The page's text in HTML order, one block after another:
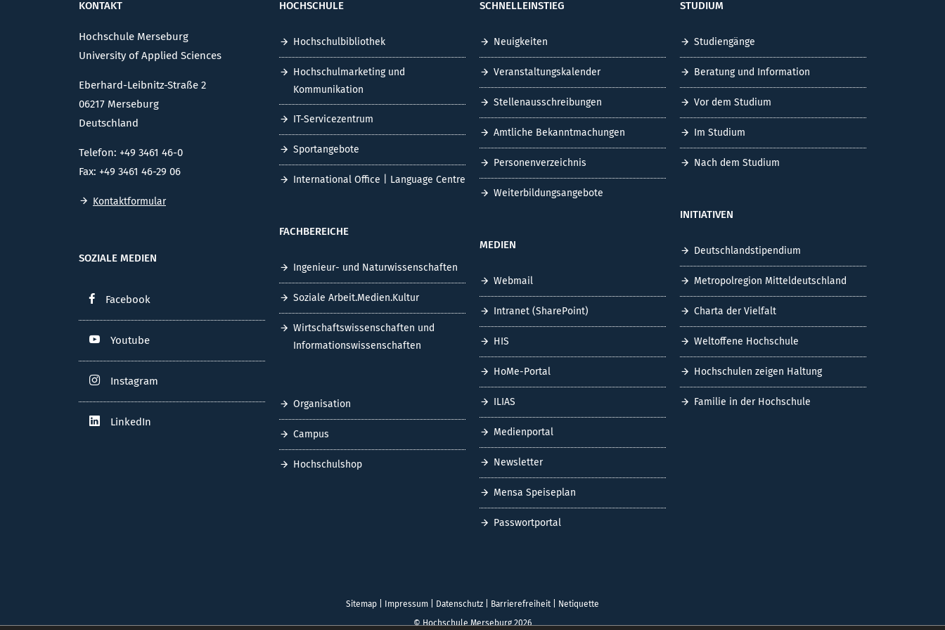
KONTAKT
Hochschule Merseburg
University of Applied Sciences
Eberhard-Leibnitz-Straße 2
06217 Merseburg
Deutschland
Telefon: +49 3461 46-0
Fax: +49 3461 46-29 06
Kontaktformular
SOZIALE MEDIEN
Facebook
Youtube
Instagram
LinkedIn
HOCHSCHULE
Hochschulbibliothek
Hochschulmarketing und
Kommunikation
IT-Servicezentrum
Sportangebote
International Office | Language Centre
FACHBEREICHE
Ingenieur- und Naturwissenschaften
Soziale Arbeit.Medien.Kultur
Wirtschaftswissenschaften und
Informationswissenschaften
Organisation
Campus
Hochschulshop
SCHNELLEINSTIEG
Neuigkeiten
Veranstaltungskalender
Stellenausschreibungen
Amtliche Bekanntmachungen
Personenverzeichnis
Weiterbildungsangebote
MEDIEN
Webmail
Intranet (SharePoint)
HIS
HoMe-Portal
ILIAS
Medienportal
Newsletter
Mensa Speiseplan
Passwortportal
STUDIUM
Studiengänge
Beratung und Information
Vor dem Studium
Im Studium
Nach dem Studium
INITIATIVEN
Deutschlandstipendium
Metropolregion Mitteldeutschland
Charta der Vielfalt
Weltoffene Hochschule
Hochschulen zeigen Haltung
Familie in der Hochschule
Sitemap Impressum Datenschutz Barrierefreiheit| Netiquette
© Hochschule Merseburg 2026